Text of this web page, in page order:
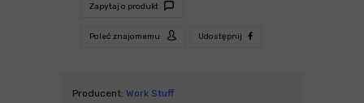
Zapytaj o produkt
Poleć znajomemu Udostępnij
Producent: Work Stuff